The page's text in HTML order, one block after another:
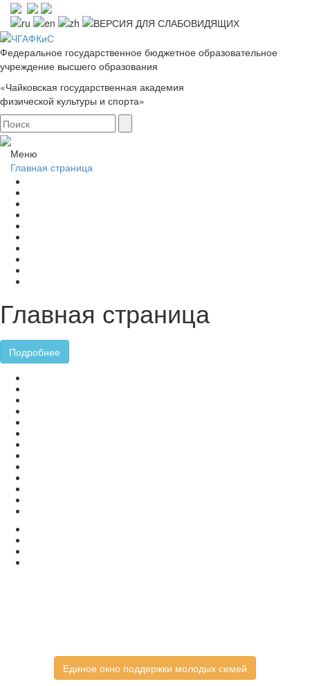
Федеральное государственное бюджетное образовательное
учреждение высшего образования
«Чайковская государственная академия
физической культуры и спорта»
Меню
Главная страница
Главная страница
Подробнее
Единое окно поддержки молодых семей